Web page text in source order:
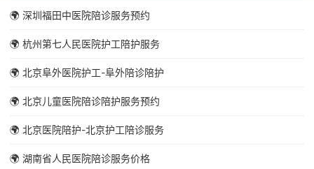
🌍 深圳福田中医院陪诊服务预约
🌍 杭州第七人民医院护工陪护服务
🌍 北京阜外医院护工-阜外陪诊陪护
🌍 北京儿童医院陪诊陪护服务预约
🌍 北京医院陪护-北京护工陪诊服务
🌍 湖南省人民医院陪诊服务价格